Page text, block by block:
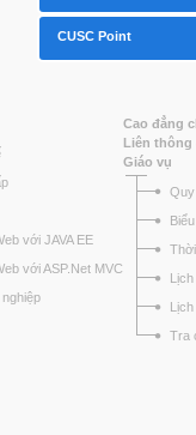
CUSC Point
với JAVA EE
với ASP.Net MVC
Cao đẳng
Liên thông
Giáo vụ
Quy
Tra